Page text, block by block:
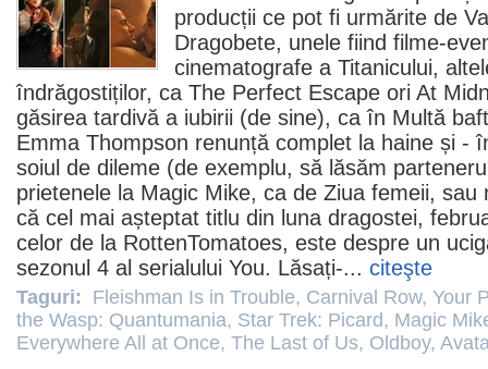
producții ce pot fi urmărite de
Dragobete, unele fiind filme-
cinematografe a Titanicului,
îndrăgostiților, ca The Perfect Escape ori At
găsirea tardivă a iubirii (de sine), ca în Multă
Emma Thompson renunță complet la haine și -
soiul de dileme (de exemplu, să lăsăm
prietenele la Magic Mike, ca de Ziua femeii,
că cel mai așteptat titlu din luna dragostei,
celor de la RottenTomatoes, este despre un
sezonul 4 al serialului You. Lăsați-... citeşte
Taguri: Fleishman Is in Trouble, Carnival Row, Your
the Wasp: Quantumania, Star Trek: Picard, Magic
Everywhere All at Once, The Last of Us, Oldboy,